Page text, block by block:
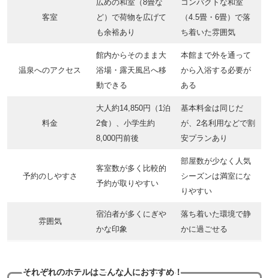
客室
広めの和室（8畳な
ど）で荷物を広げて
も余裕あり
コンパクトな和室
（4.5畳・6畳）で落
ち着いた雰囲気
温泉へのアクセス
館内からそのまま大
浴場・露天風呂へ移
動できる
本館まで外を通って
から入浴する必要が
ある
料金
大人約14,850円（1泊
2食）、小学生約
8,000円前後
基本料金は同じだ
が、2名利用などで割
安プランあり
予約のしやすさ
客室数が多く比較的
予約が取りやすい
部屋数が少なく人気
シーズンは満室にな
りやすい
雰囲気
宿泊者が多くにぎや
かな印象
落ち着いた環境で静
かに過ごせる
それぞれのホテルはこんな人におすすめ！